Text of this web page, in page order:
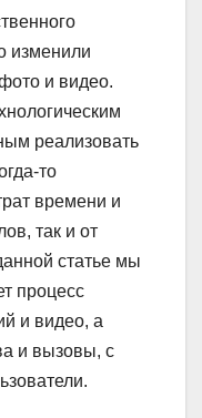
изменили
и видео.
реализовать
то
времени и
так и от
статье мы
процесс
и видео, а
и вызовы, с